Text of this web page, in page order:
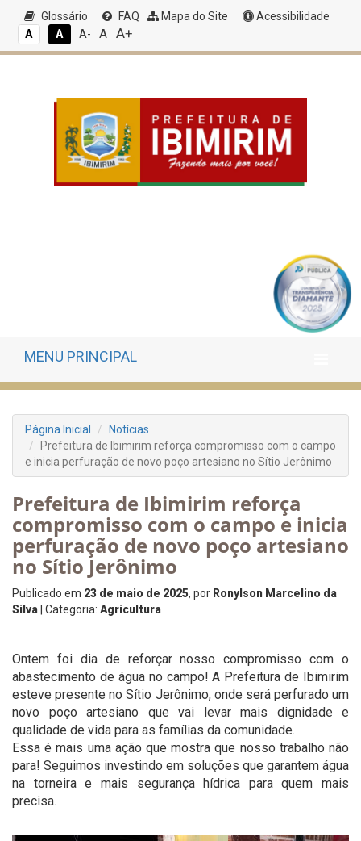
Glossário FAQ Mapa do Site
Acessibilidade
A
A A- A A+
MENU PRINCIPAL
Página Inicial
Notícias
Prefeitura de Ibimirim reforça compromisso com o campo
e inicia perfuração de novo poço artesiano no Sítio Jerônimo
Prefeitura de Ibimirim reforça
compromisso com o campo e inicia
perfuração de novo poço artesiano
no Sítio Jerônimo
Publicado em 23 de maio de 2025, por Ronylson Marcelino da
Silva | Categoria: Agricultura
Ontem foi dia de reforçar nosso compromisso com o
abastecimento de água no campo! A Prefeitura de Ibimirim
esteve presente no Sítio Jerônimo, onde será perfurado um
novo poço artesiano que vai levar mais dignidade e
qualidade de vida para as famílias da comunidade.
Essa é mais uma ação que mostra que nosso trabalho não
para! Seguimos investindo em soluções que garantem água
na torneira e mais segurança hídrica para quem mais
precisa.